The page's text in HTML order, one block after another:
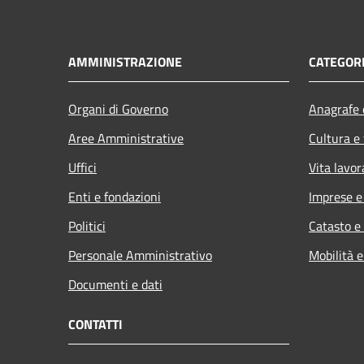
AMMINISTRAZIONE
Organi di Governo
Aree Amministrative
Uffici
Enti e fondazioni
Politici
Personale Amministrativo
Documenti e dati
Cultura
Vita
Imprese
Catasto
Mobilità
CONTATTI